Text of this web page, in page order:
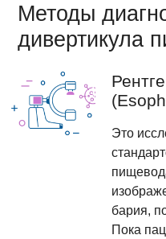
Методы
дивертикула
Это
бария,
Пока